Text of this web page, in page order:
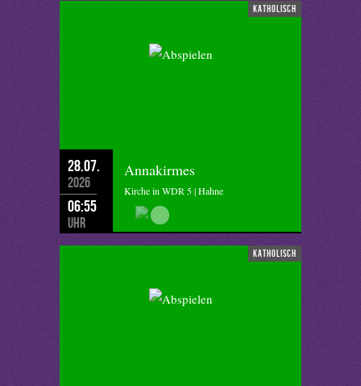
katholisch
28.07.
2026
06:55
Uhr
Annakirmes
Kirche in WDR 5 | Hahne
katholisch